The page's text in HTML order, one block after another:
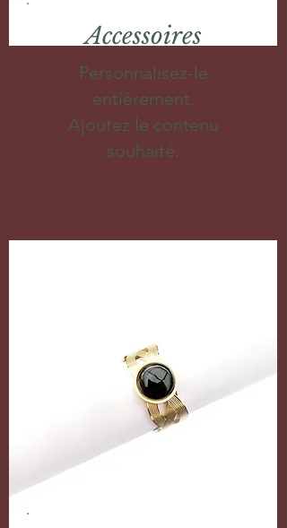
Accessoires
Personnalisez-le
entièrement.
Ajoutez le contenu
souhaité.